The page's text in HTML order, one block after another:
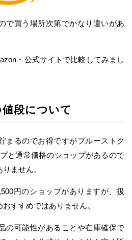
で買う場所次第でかなり違いがあ
・公式サイトで比較してみまし
段について
まるのでお得ですがプルーストク
と通常価格のショップがあるので
ません。
円のショップがありますが、扱
すすめではありません。
の可能性があることや在庫確保で